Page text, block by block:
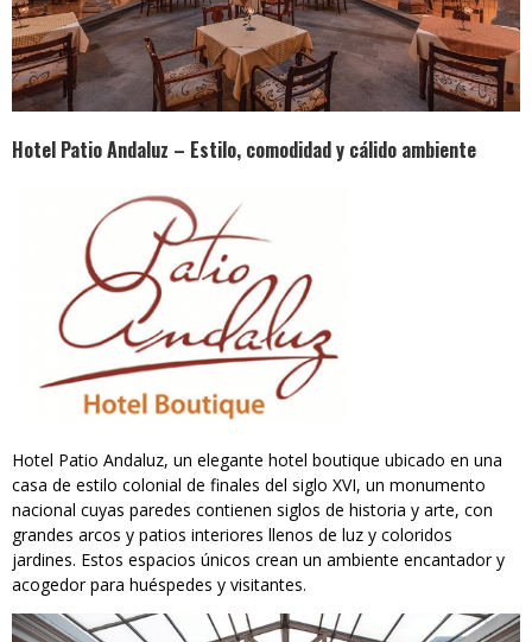
Hotel Patio Andaluz – Estilo, comodidad y cálido ambiente
Hotel Patio Andaluz, un elegante hotel boutique ubicado en una
casa de estilo colonial de finales del siglo XVI, un monumento
nacional cuyas paredes contienen siglos de historia y arte, con
grandes arcos y patios interiores llenos de luz y coloridos
jardines. Estos espacios únicos crean un ambiente encantador y
acogedor para huéspedes y visitantes.